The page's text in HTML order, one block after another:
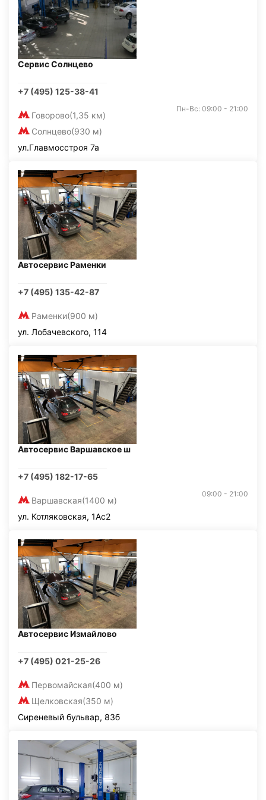
Сервис Солнцево
+7 (495) 125-38-41
Говорово(1,35 км)
Солнцево(930 м)
Пн-Вс: 09:00 - 21:00
ул.Главмосстроя 7а
Автосервис Раменки
+7 (495) 135-42-87
Раменки(900 м)
ул. Лобачевского, 114
Автосервис Варшавское ш
+7 (495) 182-17-65
Варшавская(1400 м)
09:00 - 21:00
ул. Котляковская, 1Ас2
Автосервис Измайлово
+7 (495) 021-25-26
Первомайская(400 м)
Щелковская(350 м)
Сиреневый бульвар, 83б